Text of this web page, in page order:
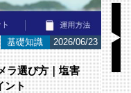
基礎知識 2026/06/23
ラ選び方｜塩害
ント